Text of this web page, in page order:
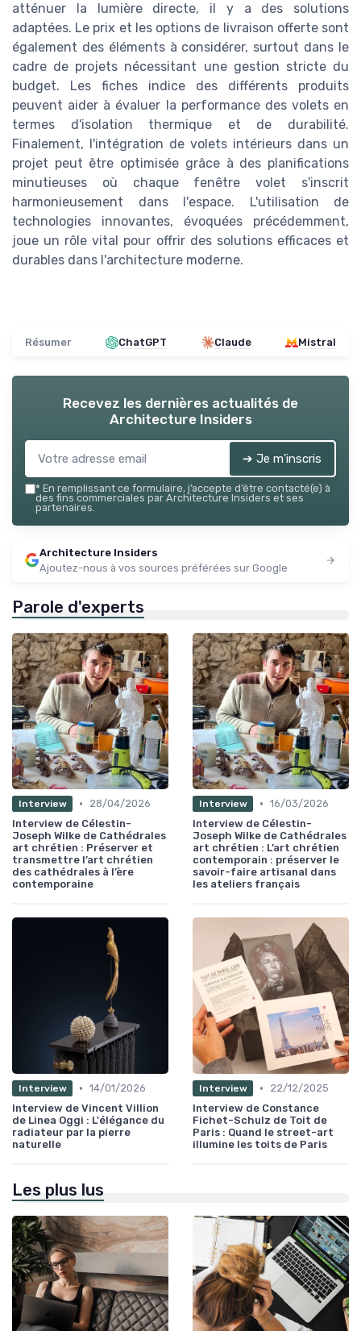
atténuer la lumière directe, il y a des solutions
adaptées. Le prix et les options de livraison offerte sont
également des éléments à considérer, surtout dans le
cadre de projets nécessitant une gestion stricte du
budget. Les fiches indice des différents produits
peuvent aider à évaluer la performance des volets en
termes d'isolation thermique et de durabilité.
Finalement, l'intégration de volets intérieurs dans un
projet peut être optimisée grâce à des planifications
minutieuses où chaque fenêtre volet s'inscrit
harmonieusement dans l'espace. L'utilisation de
technologies innovantes, évoquées précédemment,
joue un rôle vital pour offrir des solutions efficaces et
durables dans l'architecture moderne.
Résumer ChatGPT Claude Mistral
Recevez les dernières actualités de
Architecture Insiders
➔ Je m'inscris
* En remplissant ce formulaire, j’accepte d’être contacté(e) à
des fins commerciales par Architecture Insiders et ses
partenaires.
Architecture Insiders
Ajoutez-nous à vos sources préférées sur Google
Parole d'experts
Interview •
28/04/2026
Interview de Célestin-
Joseph Wilke de Cathédrales
art chrétien : Préserver et
transmettre l’art chrétien
des cathédrales à l’ère
contemporaine
Interview • 16/03/2026
Interview de Célestin-
Joseph Wilke de Cathédrales
art chrétien : L’art chrétien
contemporain : préserver le
savoir-faire artisanal dans
les ateliers français
Interview • 14/01/2026
Interview de Vincent Villion
de Linea Oggi : L'élégance du
radiateur par la pierre
naturelle
Interview •
22/12/2025
Interview de Constance
Fichet-Schulz de Toit de
Paris : Quand le street-art
illumine les toits de Paris
Les plus lus